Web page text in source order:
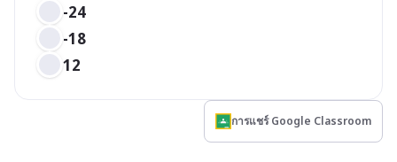
-24
-18
12
การแชร์ Google Classroom